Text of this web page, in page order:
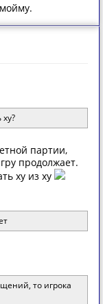
партии,
продолжает.
ху из ху
то игрока